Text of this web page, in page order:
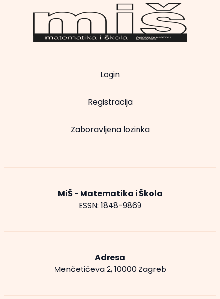
Login
Registracija
Zaboravljena lozinka
MiŠ - Matematika i Škola
ESSN: 1848-9869
Adresa
Menčetićeva 2, 10000 Zagreb